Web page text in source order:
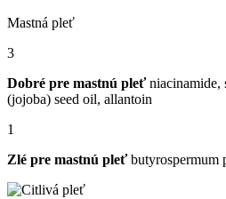
Mastná pleť
3
Dobré pre mastnú pleť niacinamide,
(jojoba) seed oil, allantoin
1
Zlé pre mastnú pleť butyrospermum